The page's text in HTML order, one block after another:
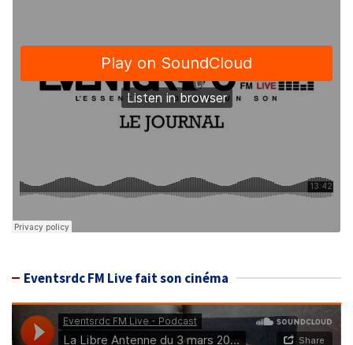
Eventsrdc FM Live fait son cinéma